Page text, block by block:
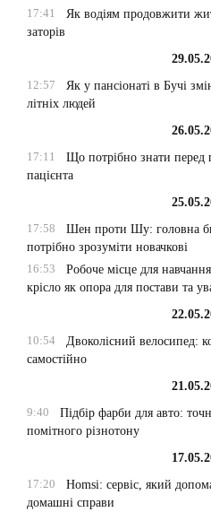
17:41
Як водіям продовжити
заторів
12:57
Як у пансіонаті в Бучі
літніх людей
17:11
Що потрібно знати перед
пацієнта
17:58
Шен проти Шу: головна
потрібно зрозуміти новачкові
16:53
Робоче місце для
крісло як опора для постави та
10:54
Двоколісний велосипед:
самостійно
9:40
Підбір фарби для авто:
помітного різнотону
17:20
Homsi: сервіс, який
домашні справи